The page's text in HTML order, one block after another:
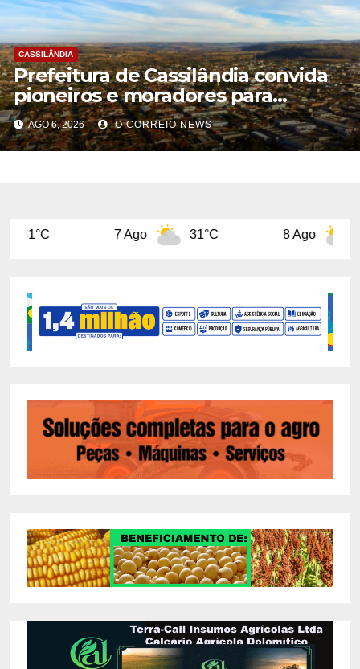
CASSILÂNDIA
Prefeitura de Cassilândia convida
pioneiros e moradores para
construir a identidade do
município
AGO 6, 2026 O CORREIO NEWS
7 Ago 31°C 8 Ago 31°C